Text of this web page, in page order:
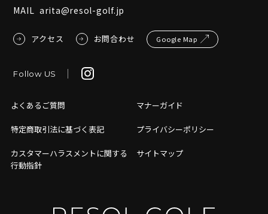
MAIL arita@resol-golf.jp
アクセス お問合わせ Google Map
Follow US
よくあるご質問 マナーガイド
特定商取引法に基づく表記 プライバシーポリシー
カスタマーハラスメントに関する
行動指針
サイトマップ